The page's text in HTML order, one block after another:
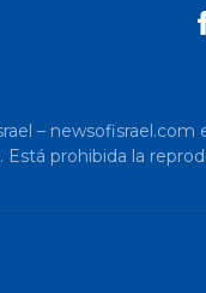
–
prohibida la